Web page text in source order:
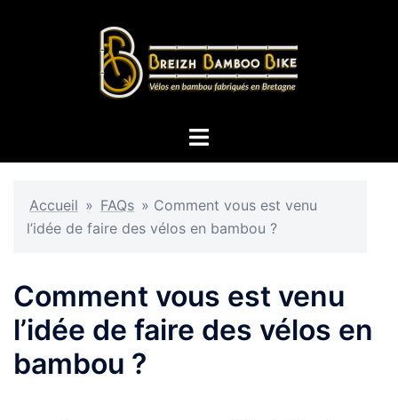
Ouvrir/fermer
Accueil » FAQs » Comment vous est venu
l’idée de faire des vélos en bambou ?
Comment vous est venu
l’idée de faire des vélos en
bambou ?